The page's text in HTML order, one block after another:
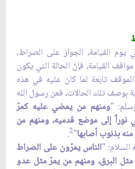
يوم القيامة، الجواز على الصراط،
القيامة، فإنّ الحالة التي يكون
تابعة لما كان عليه في هذه
بوصف تلك الحالات، فعن رسول الله
"ومنهم من يمضي عليه كمرّ
نوراً إلى موضع قدميه، ومنهم من
بذنوب أصابها"
2
.
السلام: "الناس يمرّون على الصراط
البرق، ومنهم من يمرّ مثل عدو